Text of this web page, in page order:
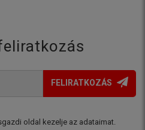
FELIRATKOZÁS
oldal kezelje az adataimat.